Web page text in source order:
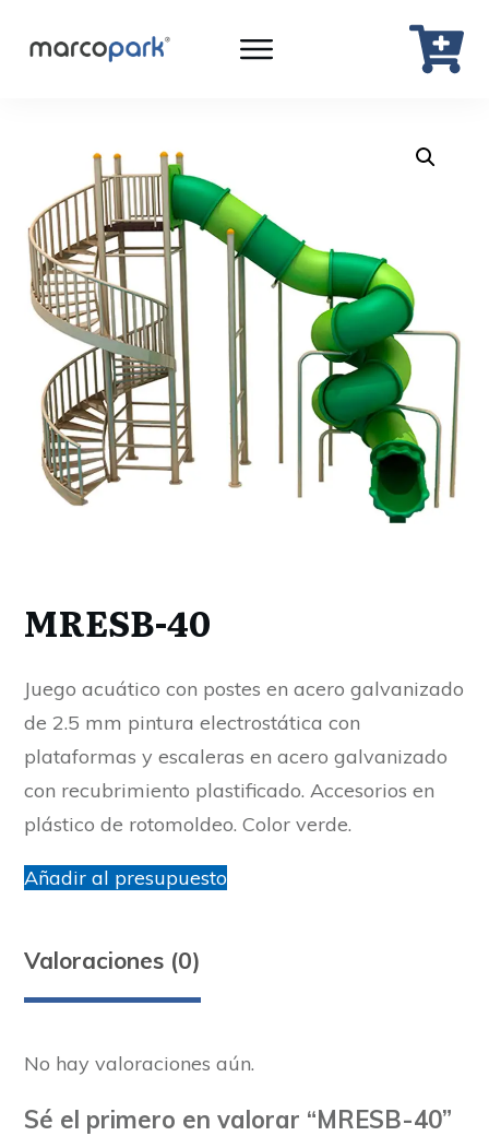
MRESB-40
Juego acuático con postes en acero galvanizado
de 2.5 mm pintura electrostática con
plataformas y escaleras en acero galvanizado
con recubrimiento plastificado. Accesorios en
plástico de rotomoldeo. Color verde.
Añadir al presupuesto
Valoraciones (0)
No hay valoraciones aún.
Sé el primero en valorar “MRESB-40”